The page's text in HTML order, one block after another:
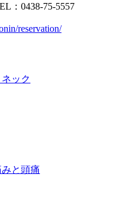
0438-75-5557
reservation/
ック
と頭痛